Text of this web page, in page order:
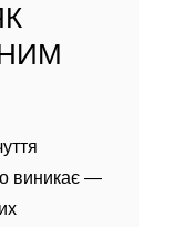
виникає —